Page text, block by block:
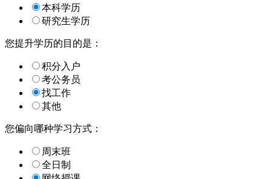
本科学历
研究生学历
您提升学历的目的是：
积分入户
考公务员
找工作
其他
您偏向哪种学习方式：
周末班
全日制